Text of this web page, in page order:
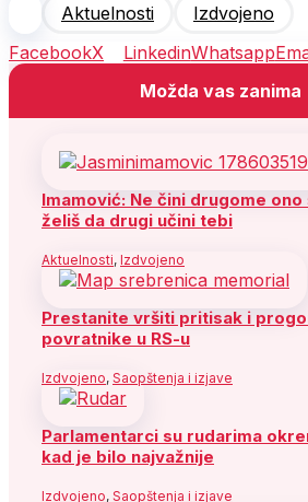
Aktuelnosti
Izdvojeno
FacebookX LinkedinWhatsapp
Možda vas zanima
Imamović: Ne čini drugome ono
želiš da drugi učini tebi
Aktuelnosti, Izdvojeno
Prestanite vršiti pritisak i
povratnike u RS-u
Izdvojeno, Saopštenja i izjave
Parlamentarci su rudarima
kad je bilo najvažnije
Izdvojeno, Saopštenja i izjave